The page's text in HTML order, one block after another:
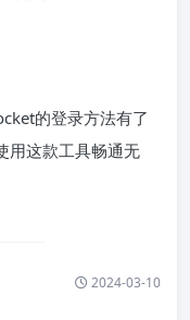
的登录方法有了
用这款工具畅通无
2024-03-10